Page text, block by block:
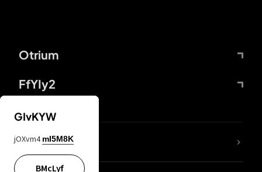
Otrium
FfYIy2
DDcvSo
GIvKYW
jOXvm4 mI5M8K
BMcLyf